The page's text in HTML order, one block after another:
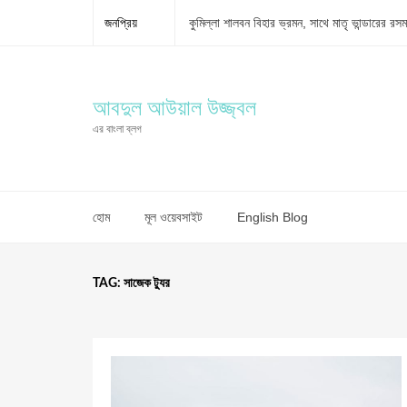
জনপ্রিয়
কুমিল্লা শালবন বিহার ভ্রমন, সাথে মাতৃ ভান্ডারের
ফ্রিল্যান্সারদের ট্যাক্স রিটার্ন সাবমিশন গাইডলাইন
আবদুল আউয়াল উজ্জ্বল
এর বাংলা ব্লগ
হোম মূল ওয়েবসাইট English Blog
TAG: সাজেক ট্যুর